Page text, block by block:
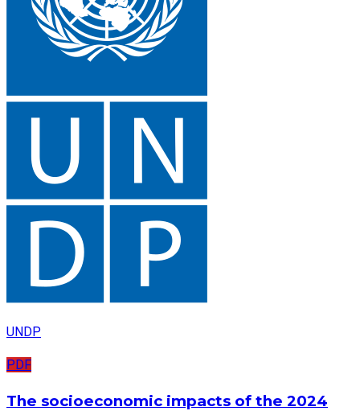
UNDP
PDF
The socioeconomic impacts of the 2024